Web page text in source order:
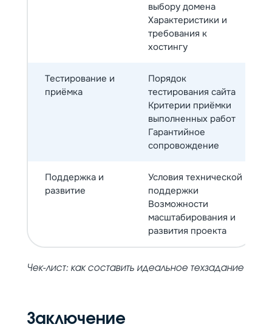
выбору домена
Характеристики и
требования к
хостингу
Тестирование и
приёмка
Порядок
тестирования сайта
Критерии приёмки
выполненных работ
Гарантийное
сопровождение
Поддержка и
развитие
Условия технической
поддержки
Возможности
масштабирования и
развития проекта
Чек-лист: как составить идеальное техзадание
Заключение